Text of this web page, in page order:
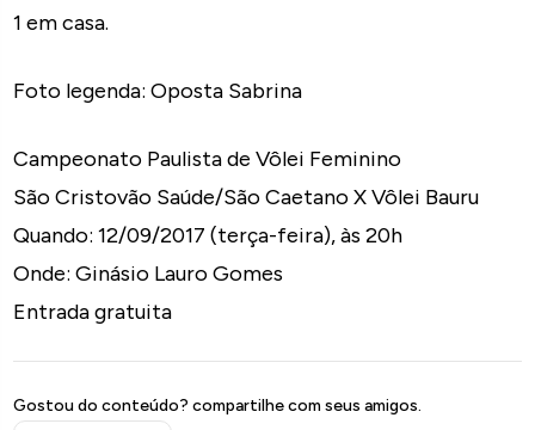
1 em casa.
Foto legenda: Oposta Sabrina
Campeonato Paulista de Vôlei Feminino
São Cristovão Saúde/São Caetano X Vôlei Bauru
Quando: 12/09/2017 (terça-feira), às 20h
Onde: Ginásio Lauro Gomes
Entrada gratuita
Gostou do conteúdo? compartilhe com seus amigos.